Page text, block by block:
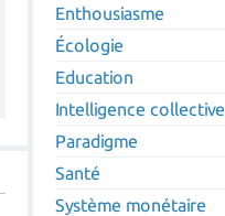
Enthousiasme
Écologie
Education
Intelligence collective
Paradigme
Santé
Système monétaire